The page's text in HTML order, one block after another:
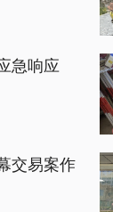
急响应
交易案作